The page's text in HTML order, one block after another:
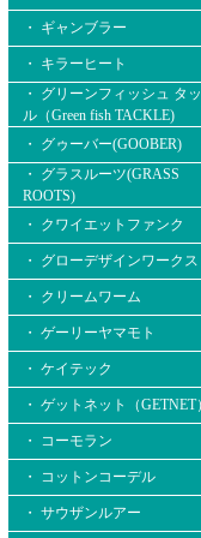
・ ギャンブラー
・ キラーヒート
・ グリーンフィッシュ タ
ル（Green fish TACKLE)
・ グゥーバー(GOOBER)
・ グラスルーツ(GRASS
ROOTS)
・ クワイエットファンク
・ グローデザインワークス
・ クリームワーム
・ ゲーリーヤマモト
・ ケイテック
・ ゲットネット（GETNET
・ コーモラン
・ コットンコーデル
・ サウザンルアー